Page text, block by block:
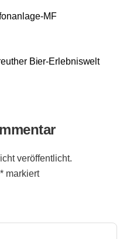
MF
Bier-Erlebniswelt
veröffentlicht.
* markiert